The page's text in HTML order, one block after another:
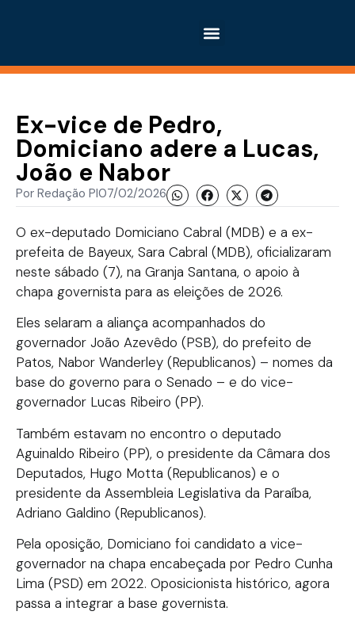
Ex-vice de Pedro,
Domiciano adere a Lucas,
João e Nabor
Por Redação PI07/02/2026
O ex-deputado Domiciano Cabral (MDB) e a ex-
prefeita de Bayeux, Sara Cabral (MDB), oficializaram
neste sábado (7), na Granja Santana, o apoio à
chapa governista para as eleições de 2026.
Eles selaram a aliança acompanhados do
governador João Azevêdo (PSB), do prefeito de
Patos, Nabor Wanderley (Republicanos) – nomes da
base do governo para o Senado – e do vice-
governador Lucas Ribeiro (PP).
Também estavam no encontro o deputado
Aguinaldo Ribeiro (PP), o presidente da Câmara dos
Deputados, Hugo Motta (Republicanos) e o
presidente da Assembleia Legislativa da Paraíba,
Adriano Galdino (Republicanos).
Pela oposição, Domiciano foi candidato a vice-
governador na chapa encabeçada por Pedro Cunha
Lima (PSD) em 2022. Oposicionista histórico, agora
passa a integrar a base governista.